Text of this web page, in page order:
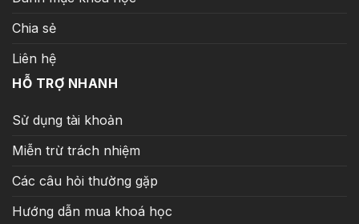
Chia sẻ
Liên hệ
HỖ TRỢ NHANH
Sử dụng tài khoản
Miễn trừ trách nhiệm
Các câu hỏi thường gặp
Hướng dẫn mua khoá học